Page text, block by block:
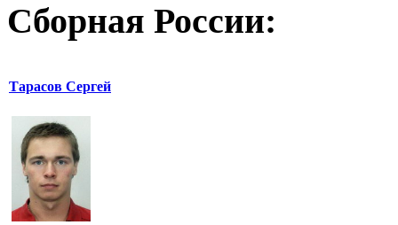
Сборная России:
Тарасов Сергей